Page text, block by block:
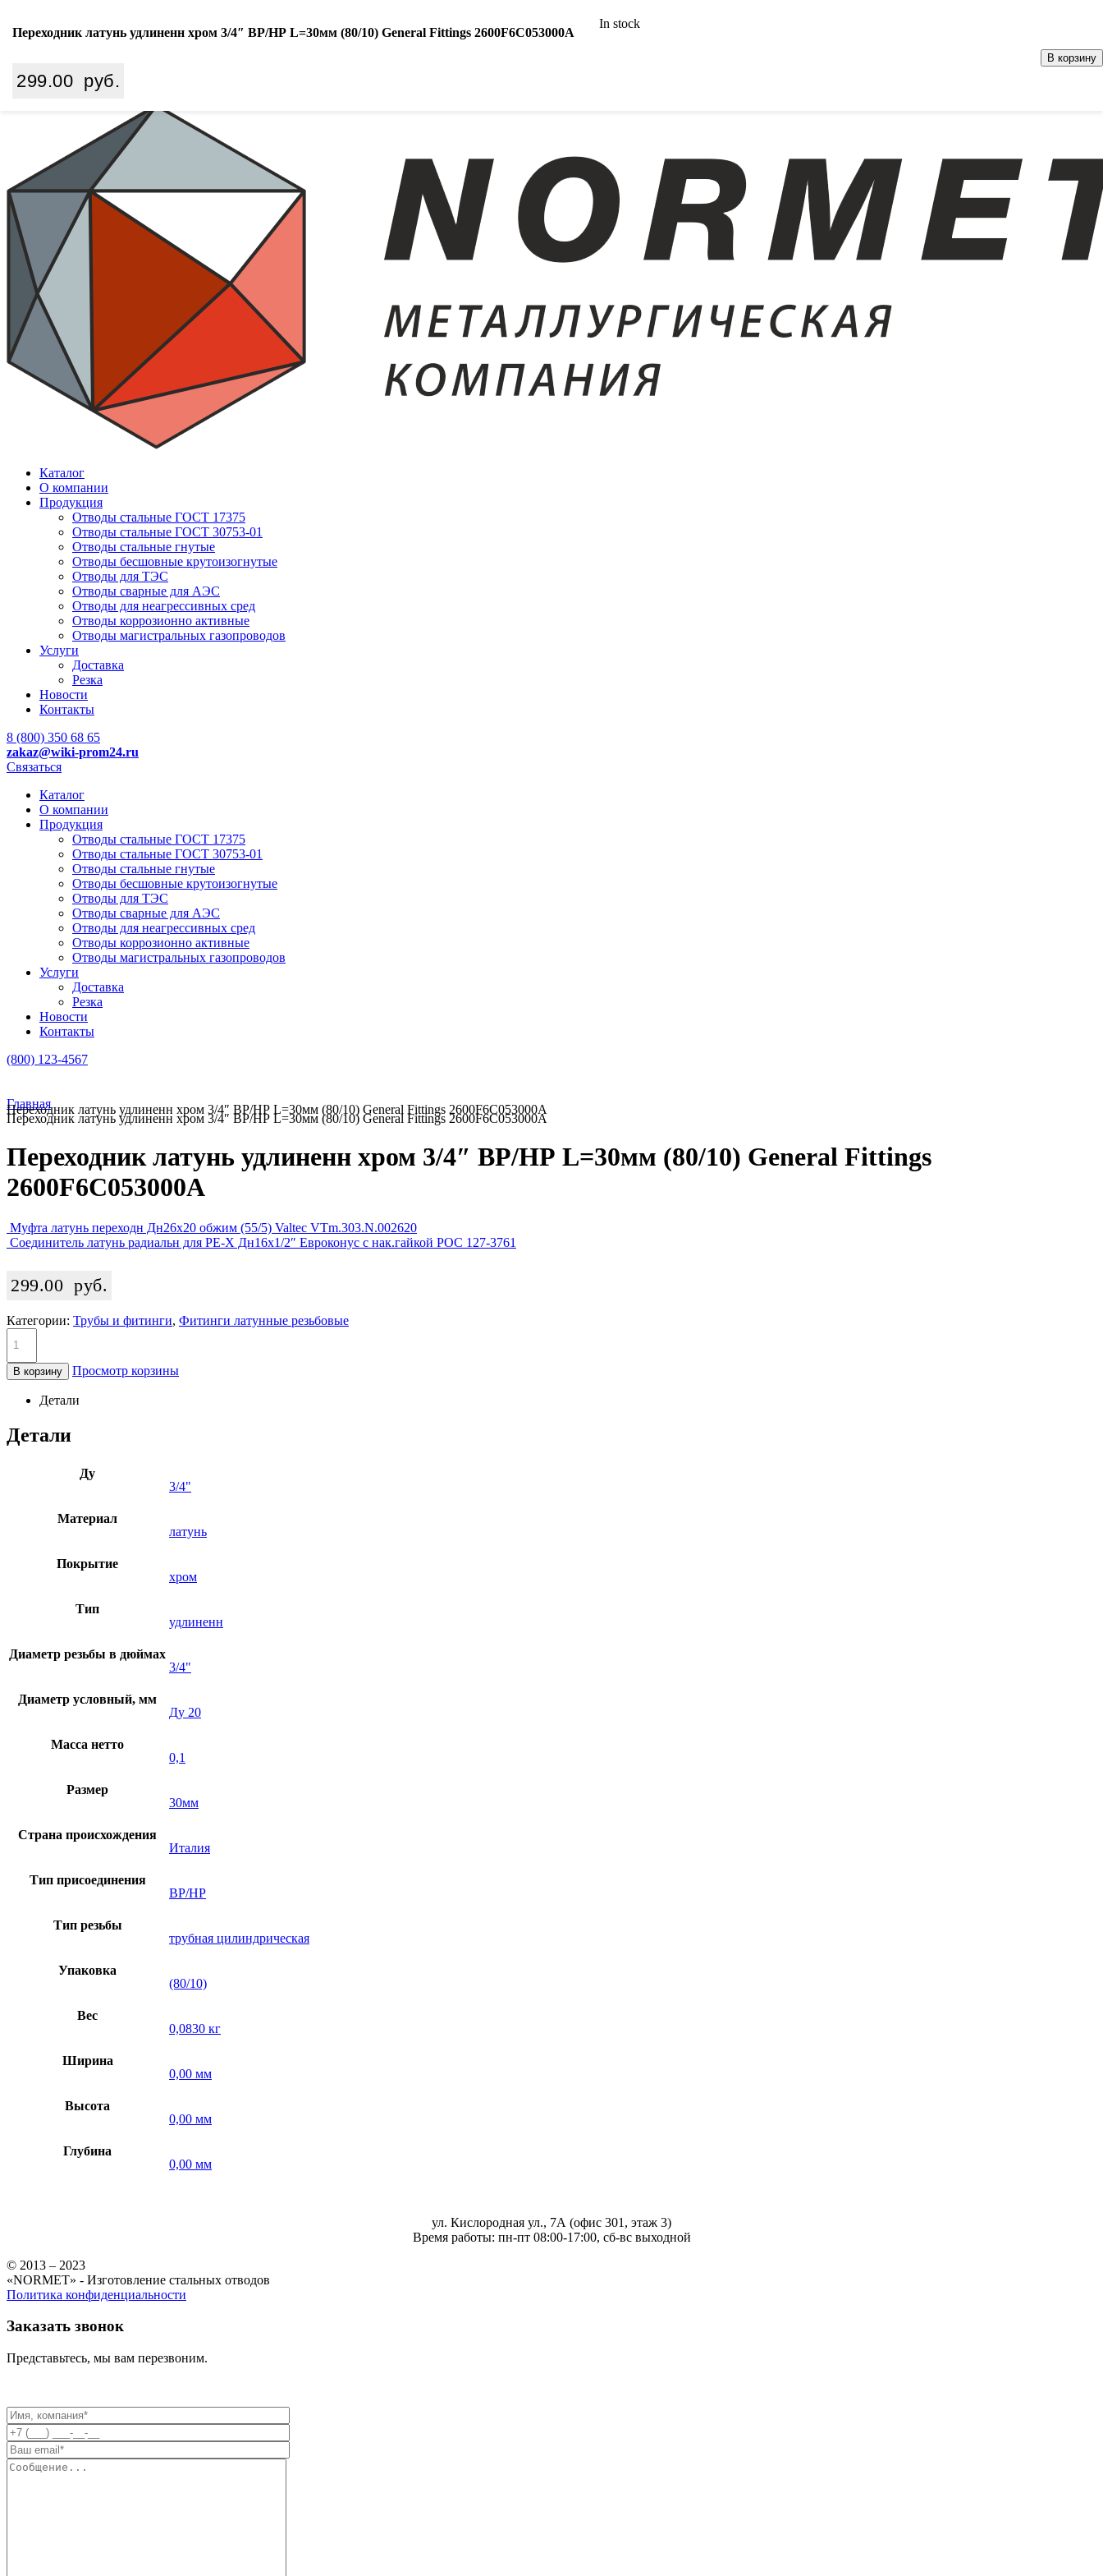
Екатеринбург
8 (800) 350 68 65
@wiki-prom24.ru
Каталог
О компании
Продукция
Отводы стальные ГОСТ 17375
Отводы стальные ГОСТ 30753-01
Отводы стальные гнутые
Отводы бесшовные крутоизогнутые
Отводы для ТЭС
Отводы сварные для АЭС
Отводы для неагрессивных сред
Отводы коррозионно активные
Отводы магистральных газопроводов
Услуги
Доставка
Резка
Новости
Контакты
8 (800) 350 68 65
zakaz@wiki-prom24.ru
Связаться
Каталог
О компании
Продукция
Отводы стальные ГОСТ 17375
Отводы стальные ГОСТ 30753-01
Отводы стальные гнутые
Отводы бесшовные крутоизогнутые
Отводы для ТЭС
Отводы сварные для АЭС
Отводы для неагрессивных сред
Отводы коррозионно активные
Отводы магистральных газопроводов
Услуги
Доставка
Резка
Новости
Контакты
(800) 123-4567
Главная
Переходник латунь удлиненн хром 3/4″ ВР/НР L=30мм (80/10) General Fittings 2600F6C053000A
Переходник латунь удлиненн хром 3/4″ ВР/НР L=30мм (80/10) General Fittings 2600F6C053000A
Переходник латунь удлиненн хром 3/4″ ВР/НР L=30мм (80/10) General Fittings
2600F6C053000A
Муфта латунь переходн Дн26х20 обжим (55/5) Valtec VTm.303.N.002620
Соединитель латунь радиальн для PE-X Дн16х1/2″ Евроконус с нак.гайкой РОС 127-3761
Переходник латунь удлиненн хром 3/4″ ВР/НР L=30мм (80/10) General Fittings 2600F6C053000A
299.00 руб.
In stock
В корзину
299.00 руб.
Категории: Трубы и фитинги, Фитинги латунные резьбовые
В корзину Просмотр корзины
Детали
Детали
Ду
3/4"
Материал
латунь
Покрытие
хром
Тип
удлиненн
Диаметр резьбы в дюймах
3/4"
Диаметр условный, мм
Ду 20
Масса нетто
0,1
Размер
30мм
Страна происхождения
Италия
Тип присоединения
ВР/НР
Тип резьбы
трубная цилиндрическая
Упаковка
(80/10)
Вес
0,0830 кг
Ширина
0,00 мм
Высота
0,00 мм
Глубина
0,00 мм
ул. Кислородная ул., 7А (офис 301, этаж 3)
Время работы: пн-пт 08:00-17:00, сб-вс выходной
© 2013 – 2023
«NORMET» - Изготовление стальных отводов
Политика конфиденциальности
Заказать звонок
Представьтесь, мы вам перезвоним.